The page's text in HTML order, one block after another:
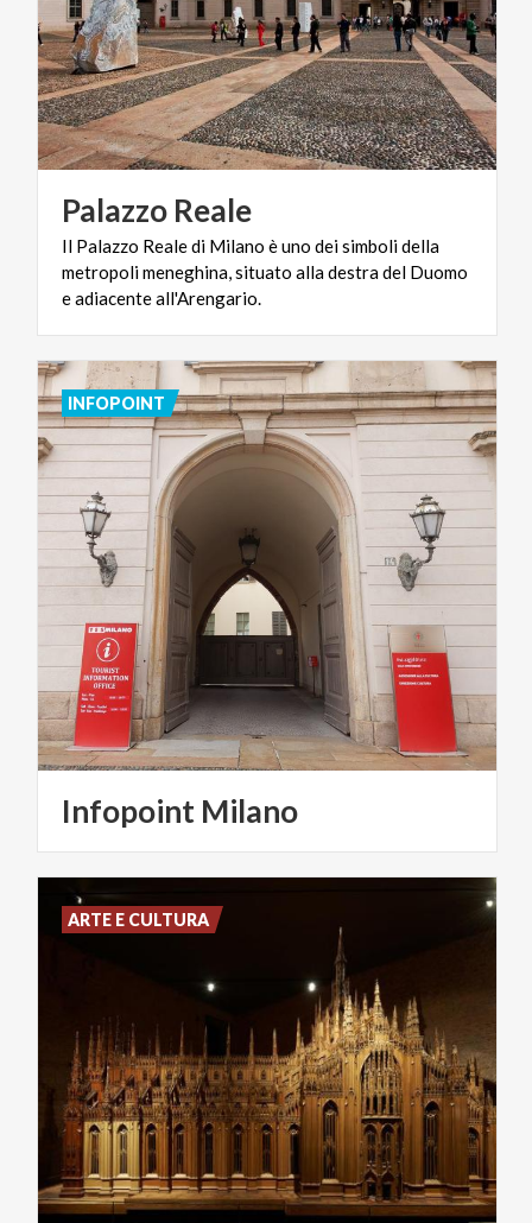
Palazzo Reale
Il Palazzo Reale di Milano è uno dei simboli della
metropoli meneghina, situato alla destra del Duomo
e adiacente all'Arengario.
Infopoint Milano
INFOPOINT
ARTE E CULTURA